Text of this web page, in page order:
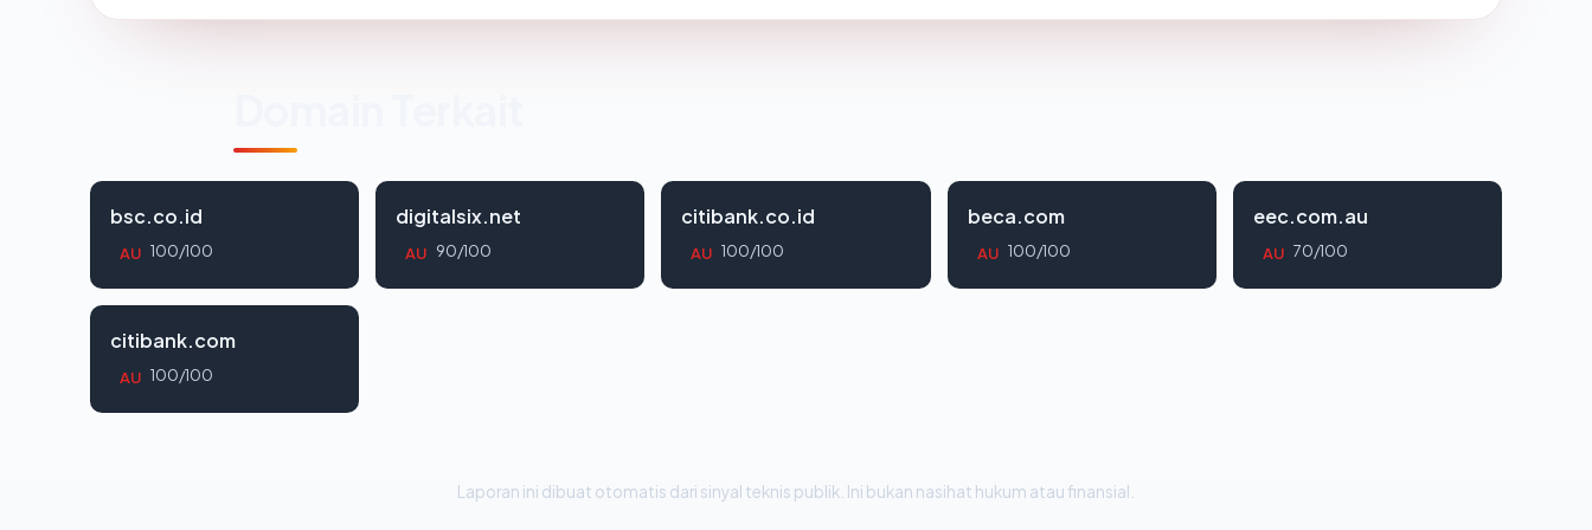
bsc.co.id
AU 100/100
digitalsix.net
AU 90/100
citibank.co.id
AU 100/100
beca.com
AU 100/100
eec.com.au
AU 70/100
citibank.com
AU 100/100
Laporan ini dibuat otomatis dari sinyal teknis publik. Ini bukan nasihat hukum atau finansial.